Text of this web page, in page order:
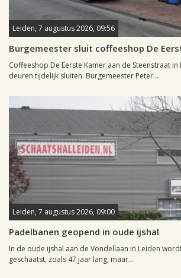
Leiden, 7 augustus 2026, 09:56
Burgemeester sluit coffeeshop De
Coffeeshop De Eerste Kamer aan de Steenstraat
deuren tijdelijk sluiten. Burgemeester Peter...
Leiden, 7 augustus 2026, 09:00
Padelbanen geopend in oude ijshal
In de oude ijshal aan de Vondellaan in Leiden
geschaatst, zoals 47 jaar lang, maar...